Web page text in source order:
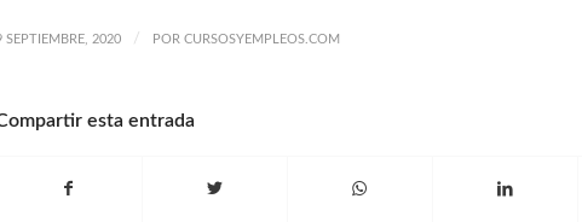
SEPTIEMBRE, 2020 / POR CURSOSYEMPLEOS.COM
esta entrada